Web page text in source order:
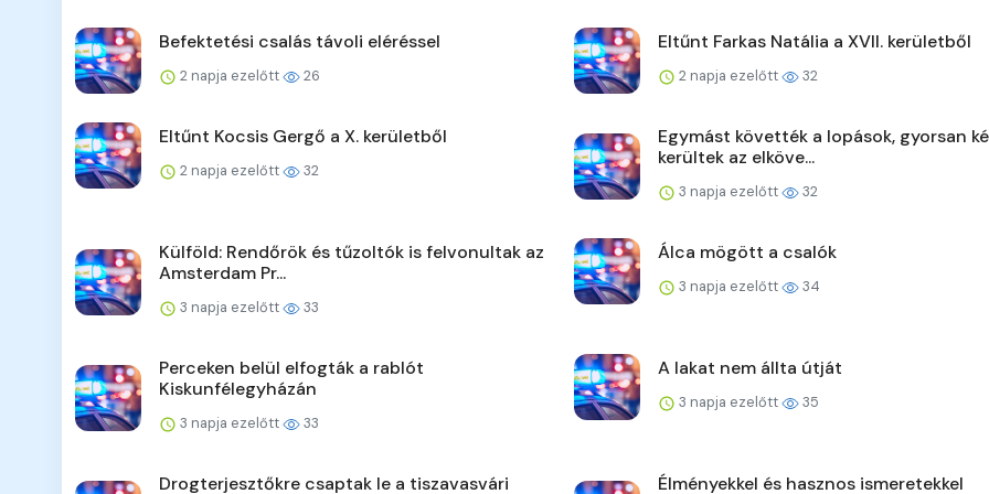
Befektetési csalás távoli eléréssel
2 napja ezelőtt 26
Eltűnt Farkas Natália a XVII. kerületből
2 napja ezelőtt 32
Eltűnt Kocsis Gergő a X. kerületből
2 napja ezelőtt 32
Egymást követték a lopások, gyorsan
kerültek az elköve...
3 napja ezelőtt 32
Külföld: Rendőrök és tűzoltók is felvonultak az
Amsterdam Pr...
3 napja ezelőtt 33
Álca mögött a csalók
3 napja ezelőtt 34
Perceken belül elfogták a rablót
Kiskunfélegyházán
3 napja ezelőtt 33
A lakat nem állta útját
3 napja ezelőtt 35
Drogterjesztőkre csaptak le a tiszavasvári
Élményekkel és hasznos ismeretekkel